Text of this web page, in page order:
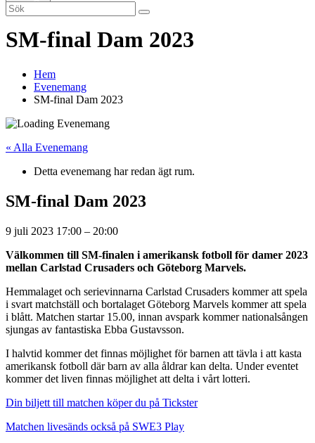
Search
for:
SM-final Dam 2023
Hem
Evenemang
SM-final Dam 2023
« Alla Evenemang
Detta evenemang har redan ägt rum.
SM-final Dam 2023
9 juli 2023 17:00 – 20:00
Välkommen till SM-finalen i amerikansk fotboll för damer 2023
mellan Carlstad Crusaders och Göteborg Marvels.
Hemmalaget och serievinnarna Carlstad Crusaders kommer att spela
i svart matchställ och bortalaget Göteborg Marvels kommer att spela
i blått. Matchen startar 15.00, innan avspark kommer nationalsången
sjungas av fantastiska Ebba Gustavsson.
I halvtid kommer det finnas möjlighet för barnen att tävla i att kasta
amerikansk fotboll där barn av alla åldrar kan delta. Under eventet
kommer det liven finnas möjlighet att delta i vårt lotteri.
Din biljett till matchen köper du på Tickster
Matchen livesänds också på SWE3 Play